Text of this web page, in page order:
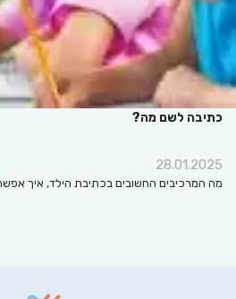
לשם מה?
החשובים בכתיבת הילד, איך אפשר…